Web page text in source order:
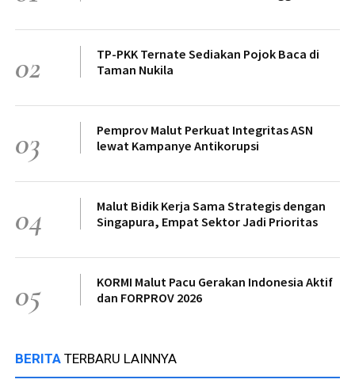
02
TP-PKK Ternate Sediakan Pojok Baca di
Taman Nukila
03
Pemprov Malut Perkuat Integritas ASN
lewat Kampanye Antikorupsi
04
Malut Bidik Kerja Sama Strategis dengan
Singapura, Empat Sektor Jadi Prioritas
05
KORMI Malut Pacu Gerakan Indonesia Aktif
dan FORPROV 2026
BERITA TERBARU LAINNYA